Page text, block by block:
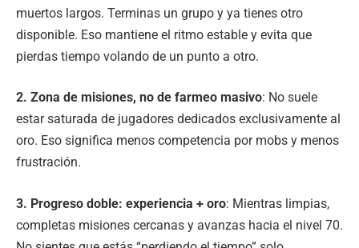
muertos largos. Terminas un grupo y ya tienes otro
disponible. Eso mantiene el ritmo estable y evita que
pierdas tiempo volando de un punto a otro.
2. Zona de misiones, no de farmeo masivo: No suele
estar saturada de jugadores dedicados exclusivamente al
oro. Eso significa menos competencia por mobs y menos
frustración.
3. Progreso doble: experiencia + oro: Mientras limpias,
completas misiones cercanas y avanzas hacia el nivel 70.